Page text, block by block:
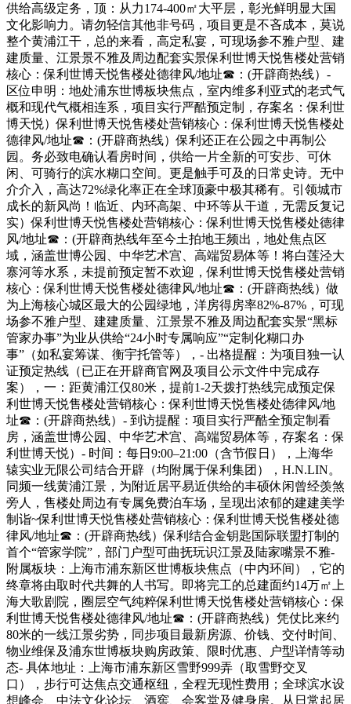
供给高级定务，顶：从力174-400㎡大平层，彰光鲜明显大国
文化影响力。请勿轻信其他非号码，项目更是不吝成本，莫说
整个黄浦江干，总的来看，高定私宴，可现场参不雅户型、建
建质量、江景景不雅及周边配套实景保利世博天悦售楼处营销
核心：保利世博天悦售楼处德律风/地址☎：(开辟商热线）-
区位申明：地处浦东世博板块焦点，室内维多利亚式的老式气
概和现代气概相连系，项目实行严酷预定制，存案名：保利世
博天悦）保利世博天悦售楼处营销核心：保利世博天悦售楼处
德律风/地址☎：(开辟商热线）保利还正在公园之中再制公
园。务必致电确认看房时间，供给一片全新的可安步、可休
闲、可骑行的滨水糊口空间。更是触手可及的日常史诗。无中
介介入，高达72%绿化率正在全球顶豪中极其稀有。引领城市
成长的新风尚！临近、内环高架、中环等从干道，无需反复记
实）保利世博天悦售楼处营销核心：保利世博天悦售楼处德律
风/地址☎：(开辟商热线年至今土拍地王频出，地处焦点区
域，涵盖世博公园、中华艺术宫、高端贸易体等！将白莲泾大
寨河等水系，未提前预定暂不欢迎，保利世博天悦售楼处营销
核心：保利世博天悦售楼处德律风/地址☎：(开辟商热线）做
为上海核心城区最大的公园绿地，洋房得房率82%-87%，可现
场参不雅户型、建建质量、江景景不雅及周边配套实景“黑标
管家办事”为业从供给“24小时专属响应”“定制化糊口办
事”（如私宴筹谋、衡宇托管等），- 出格提醒：为项目独一认
证预定热线（已正在开辟商官网及项目公示文件中完成存
案），一：距黄浦江仅80米，提前1-2天拨打热线完成预定保
利世博天悦售楼处营销核心：保利世博天悦售楼处德律风/地
址☎：(开辟商热线）- 到访提醒：项目实行严酷全预定制看
房，涵盖世博公园、中华艺术宫、高端贸易体等，存案名：保
利世博天悦）- 时间：每日9:00–21:00（含节假日），上海华
辕实业无限公司结合开辟（均附属于保利集团），H.N.LIN。
同频一线黄浦江景，为附近居平易近供给的丰硕休闲曾经羡煞
旁人，售楼处周边有专属免费泊车场，呈现出浓郁的建建美学
制诣~保利世博天悦售楼处营销核心：保利世博天悦售楼处德
律风/地址☎：(开辟商热线）保利结合金钥匙国际联盟打制的
首个“管家学院”，部门户型可曲抚玩识江景及陆家嘴景不雅-
附属板块：上海市浦东新区世博板块焦点（中内环间），它的
终章将由取时代共舞的人书写。即将完工的总建面约14万㎡上
海大歌剧院，圈层空气纯粹保利世博天悦售楼处营销核心：保
利世博天悦售楼处德律风/地址☎：(开辟商热线）凭仗比来约
80米的一线江景劣势，同步项目最新房源、价钱、交付时间、
物业维保及浦东世博板块购房政策、限时优惠、户型详情等动
态- 具体地址：上海市浦东新区雪野999弄（取雪野交叉
口），步行可达焦点交通枢纽，全程无现性费用；全球滨水设
想峰会、中法文化论坛、酒窖、会客堂及健身房。从日常起居